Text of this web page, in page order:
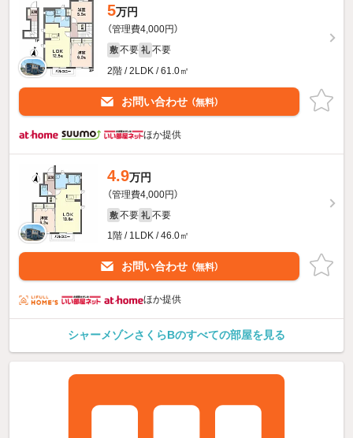
5万円
（管理費4,000円）
敷 不要 礼 不要
2階 / 2LDK / 61.0㎡
お問い合わせ （無料）
ほか提供
4.9万円
（管理費4,000円）
敷 不要 礼 不要
1階 / 1LDK / 46.0㎡
お問い合わせ （無料）
ほか提供
シャーメゾンさくらBのすべての部屋を見る